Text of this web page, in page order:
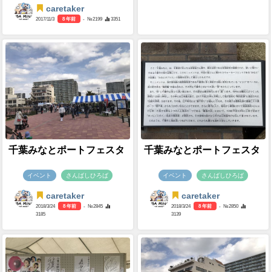
caretaker
2017/11/3 8 年前 - №2199 3351
千葉みなとポートフェスタ
イベント さんばしひろば
caretaker
2018/3/24 8 年前
- №2845
3185
千葉みなとポートフェスタ
イベント さんばしひろば
caretaker
2018/3/24 8 年前
- №2850
3139